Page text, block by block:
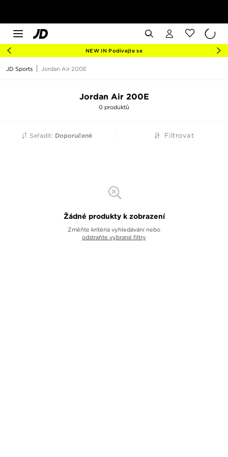
NEW IN Podívejte se
JD Sports Jordan Air 200E
Jordan Air 200E
0 produktů
Seřadit: Doporučené Filtrovat
Žádné produkty k zobrazení
Změňte kritéria vyhledávání nebo
odstraňte vybrané filtry